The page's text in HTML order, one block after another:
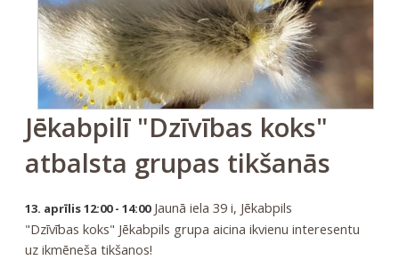
Jēkabpilī "Dzīvības koks"
atbalsta grupas tikšanās
13. aprīlis 12:00 - 14:00Jaunā iela 39 i, Jēkabpils
"Dzīvības koks" Jēkabpils grupa aicina ikvienu interesentu
uz ikmēneša tikšanos!